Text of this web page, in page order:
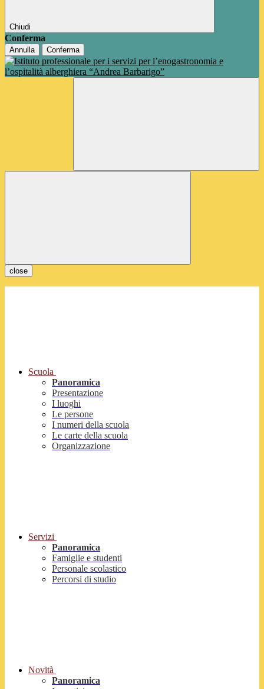
Chiudi
Conferma
Annulla Conferma
close
Scuola
Panoramica
Presentazione
I luoghi
Le persone
I numeri della scuola
Le carte della scuola
Organizzazione
Servizi
Panoramica
Famiglie e studenti
Personale scolastico
Percorsi di studio
Novità
Panoramica